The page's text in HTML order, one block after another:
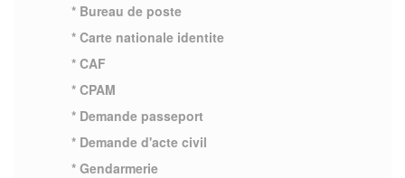
* Bureau de poste
* Carte nationale identite
* CAF
* CPAM
* Demande passeport
* Demande d'acte civil
* Gendarmerie